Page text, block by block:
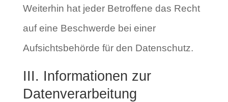
Weiterhin hat jeder Betroffene das Recht
auf eine Beschwerde bei einer
Aufsichtsbehörde für den Datenschutz.
III. Informationen zur
Datenverarbeitung